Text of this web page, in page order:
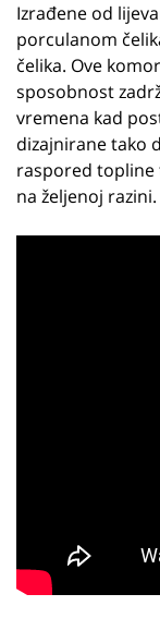
Izrađene od
porculanom
čelika. Ove
sposobnost
vremena kad
dizajnirane tako
raspored topline
na željenoj razini.